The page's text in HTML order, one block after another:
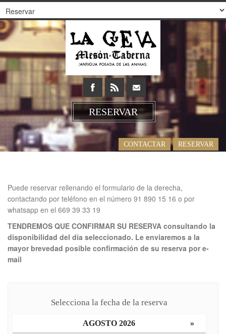
RESERVAR
CONTACTAR RESERVAR
Puede reservar rellenando el formulario de la derecha,
contactando por teléfono en el número 91 890 15 16 o por
whatsapp en el 669 39 33 19
TENDREMOS QUE CONFIRMAR SU RESERVA consultando la
disponibilidad del día seleccionado. Le enviaremos a la
mayor brevedad posible confirmación de su reserva por e-
mail
Selecciona la fecha de la reserva
AGOSTO 2026 »